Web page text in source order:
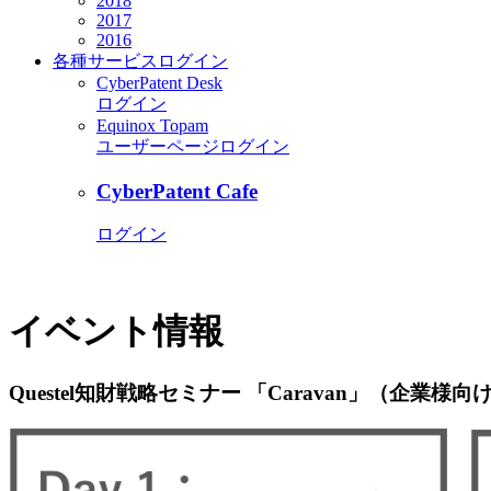
2017
2016
各種サービス ログイン
CyberPatent Desk
ログイン
Equinox Topam
ユーザーページログイン
CyberPatent Cafe
ログイン
イベント情報
Questel知財戦略セミナー 「Caravan」（企業様向